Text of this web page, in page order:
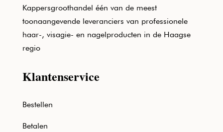
Kappersgroothandel één van de meest
toonaangevende leveranciers van professionele
haar-, visagie- en nagelproducten in de Haagse
regio
Klantenservice
Bestellen
Betalen